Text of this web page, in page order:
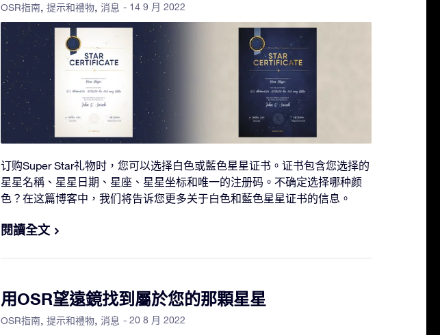
OSR指南 提示和禮物 消息 - 14 9 月 2022
订购Super Star礼物时，您可以选择白色或藍色星星证书。证书包含您选择的
星星名稱、星星日期、星座、星星坐标和唯一的注册码。不确定选择哪种颜
色？在这篇博客中，我们将告诉您更多关于白色和藍色星星证书的信息。
閱讀全文
用OSR望遠鏡找到屬於您的那顆星星
OSR指南 提示和禮物 消息 - 20 8 月 2022